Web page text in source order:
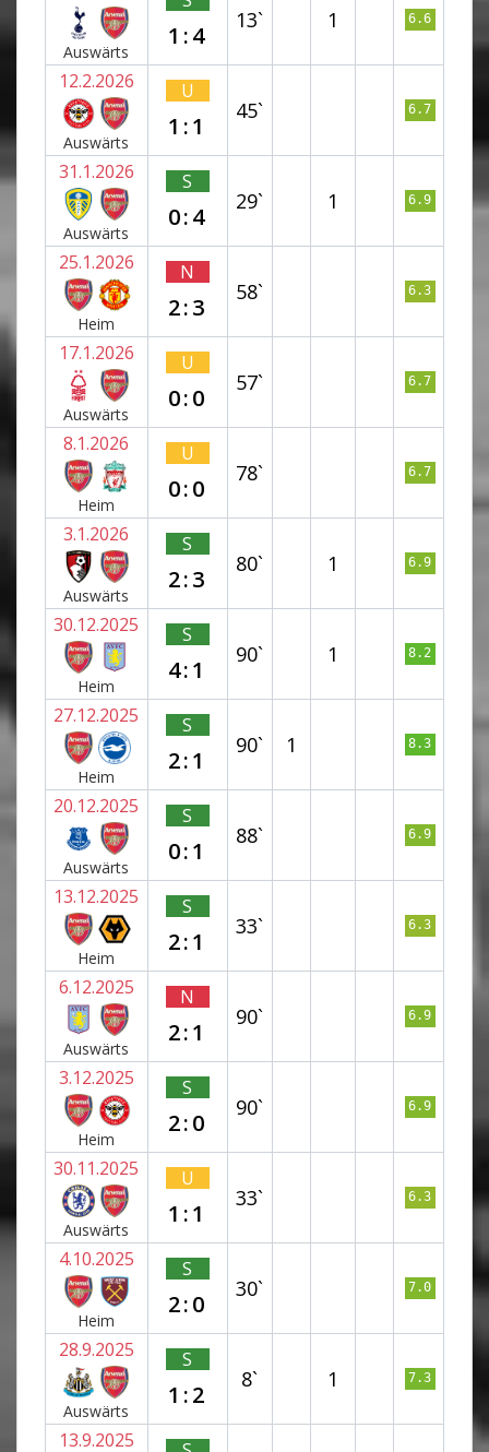
Auswärts
1:4
13` 1 6.6
12.2.2026
Auswärts
U
1:1
45` 6.7
31.1.2026
Auswärts
S
0:4
29` 1 6.9
25.1.2026
Heim
N
2:3
58` 6.3
17.1.2026
Auswärts
U
0:0
57` 6.7
8.1.2026
Heim
U
0:0
78` 6.7
3.1.2026
Auswärts
S
2:3
80` 1 6.9
30.12.2025
Heim
S
4:1
90` 1 8.2
27.12.2025
Heim
S
2:1
90` 1 8.3
20.12.2025
Auswärts
S
0:1
88` 6.9
13.12.2025
Heim
S
2:1
33` 6.3
6.12.2025
Auswärts
N
2:1
90` 6.9
3.12.2025
Heim
S
2:0
90` 6.9
30.11.2025
Auswärts
U
1:1
33` 6.3
4.10.2025
Heim
S
2:0
30` 7.0
28.9.2025
Auswärts
S
1:2
8` 1 7.3
13.9.2025